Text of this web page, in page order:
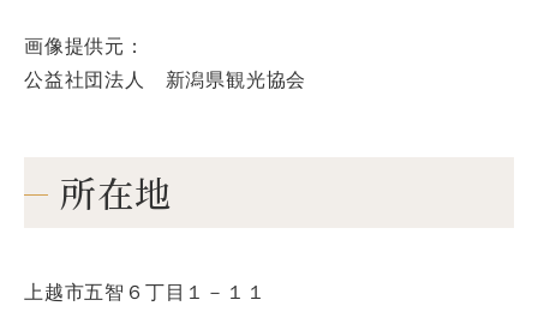
画像提供元：
公益社団法人 新潟県観光協会
所在地
上越市五智６丁目１－１１